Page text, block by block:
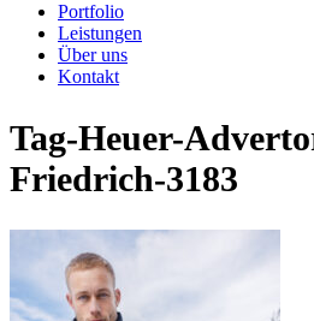
Portfolio
Leistungen
Über uns
Kontakt
Tag-Heuer-
Friedrich-3183